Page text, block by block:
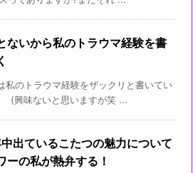
ないから私のトラウマ経験を書
私のトラウマ経験をザックリと書いてい
(興味ないと思いますが笑 ...
出ているこたつの魅力について
ーの私が熱弁する！